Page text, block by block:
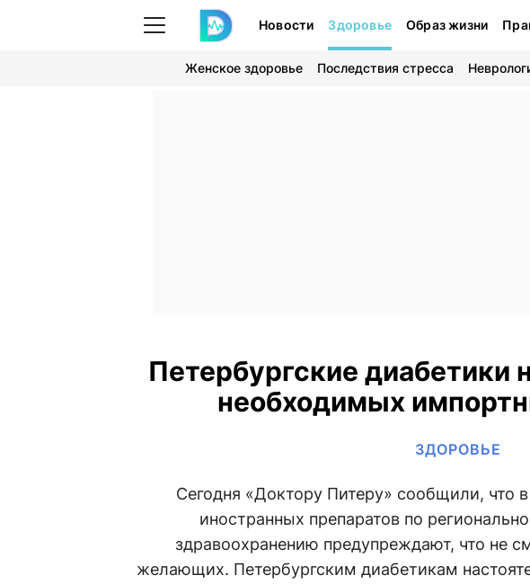
Новости Здоровье Образ жизни
Женское здоровье Последствия стресса
Петербургские диабетики
необходимых
ЗДОРОВЬЕ
Сегодня «Доктору Питеру» сообщили, что
иностранных препаратов по
здравоохранению предупреждают, что не
желающих. Петербургским диабетикам